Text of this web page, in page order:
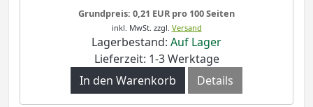
Grundpreis: 0,21 EUR pro 100 Seiten
inkl. MwSt. zzgl. Versand
Lagerbestand: Auf Lager
Lieferzeit: 1-3 Werktage
In den Warenkorb
Details